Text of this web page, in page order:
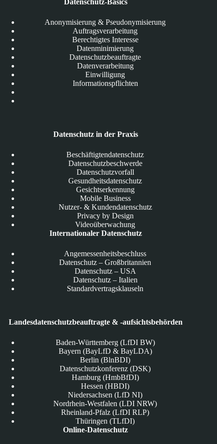
Datenschutz-Basics
Anonymisierung & Pseudonymisierung
Auftragsverarbeitung
Berechtigtes Interesse
Datenminimierung
Datenschutzbeauftragte
Datenverarbeitung
Einwilligung
Informationspflichten
Datenschutz in der Praxis
Beschäftigtendatenschutz
Datenschutzbeschwerde
Datenschutzvorfall
Gesundheitsdatenschutz
Gesichtserkennung
Mobile Business
Nutzer- & Kundendatenschutz
Privacy by Design
Videoüberwachung
Internationaler Datenschutz
Angemessenheitsbeschluss
Datenschutz – Großbritannien
Datenschutz – USA
Datenschutz – Italien
Standardvertragsklauseln
Landesdatenschutzbeauftragte & -aufsichtsbehörden
Baden-Württemberg (LfDI BW)
Bayern (BayLfD & BayLDA)
Berlin (BlnBDI)
Datenschutzkonferenz (DSK)
Hamburg (HmbBfDI)
Hessen (HBDI)
Niedersachsen (LfD NI)
Nordrhein-Westfalen (LDI NRW)
Rheinland-Pfalz (LfDI RLP)
Thüringen (TLfDI)
Online-Datenschutz